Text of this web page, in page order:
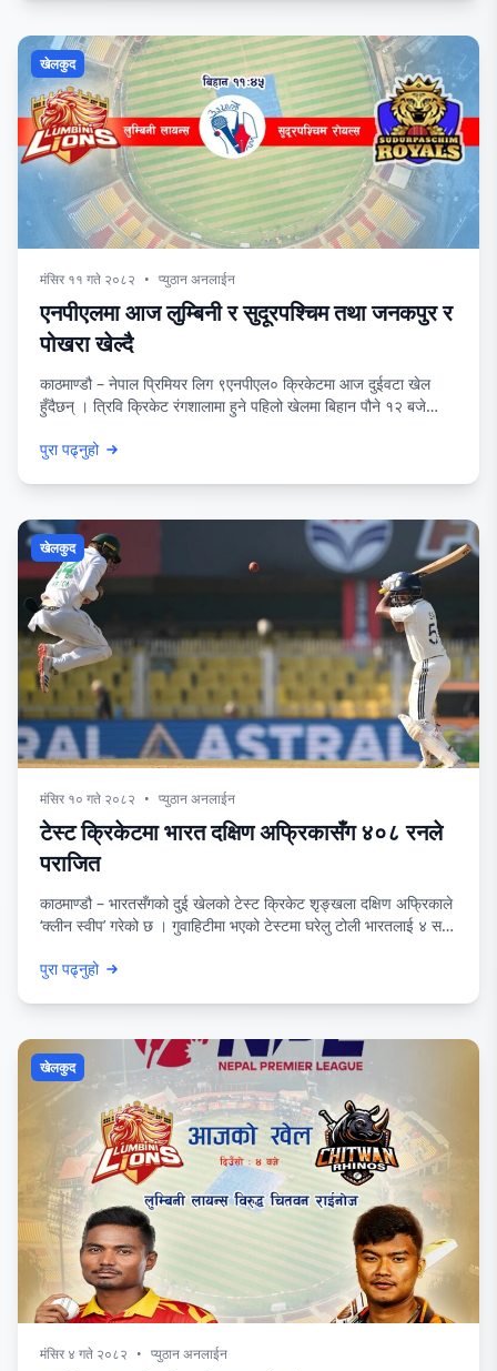
खेलकुद
मंसिर ११ गते २०८२ • प्युठान अनलाईन
एनपीएलमा आज लुम्बिनी र सुदूरपश्चिम तथा जनकपुर र
पोखरा खेल्दै
काठमाण्डौ – नेपाल प्रिमियर लिग ९एनपीएल० क्रिकेटमा आज दुईवटा खेल
हुँदैछन् । त्रिवि क्रिकेट रंगशालामा हुने पहिलो खेलमा बिहान पौने १२ बजे
जितेको सुदूरपश्चिम ६ अंक सहित तालिकाको शीर्ष स्थानमा छ । तीनमध्ये दुईमा
पुरा पढ्नुहो
खेलकुद
मंसिर १० गते २०८२ • प्युठान अनलाईन
टेस्ट क्रिकेटमा भारत दक्षिण अफ्रिकासँग ४०८ रनले
पराजित
काठमाण्डौ – भारतसँगको दुई खेलको टेस्ट क्रिकेट शृङ्खला दक्षिण अफ्रिकाले
‘क्लीन स्वीप’ गरेको छ । गुवाहिटीमा भएको टेस्टमा घरेलु टोली भारतलाई ४ सय
रनको हिसाबले भारतको यो अहिलेसम्मकै ठूलो हार हो । यसअघि सन् २००४ मा
पुरा पढ्नुहो
खेलकुद
मंसिर ४ गते २०८२ • प्युठान अनलाईन